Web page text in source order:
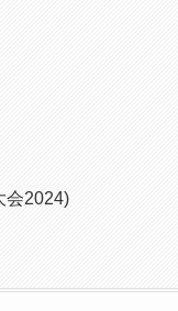
会2024)